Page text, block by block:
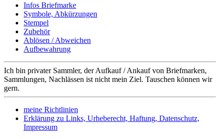
Infos Briefmarke
Symbole, Abkürzungen
Stempel
Zubehör
Ablösen / Abweichen
Aufbewahrung
Ich bin privater Sammler, der Aufkauf / Ankauf von Briefmarken,
Sammlungen, Nachlässen ist nicht mein Ziel. Tauschen können wir
gern.
meine Richtlinien
Erklärung zu Links, Urheberecht, Haftung, Datenschutz,
Impressum